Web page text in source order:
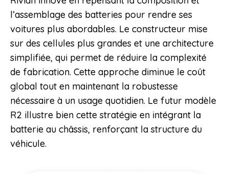
l’assemblage des batteries pour rendre ses
voitures plus abordables. Le constructeur mise
sur des cellules plus grandes et une architecture
simplifiée, qui permet de réduire la complexité
de fabrication. Cette approche diminue le coût
global tout en maintenant la robustesse
nécessaire à un usage quotidien. Le futur modèle
R2 illustre bien cette stratégie en intégrant la
batterie au châssis, renforçant la structure du
véhicule.